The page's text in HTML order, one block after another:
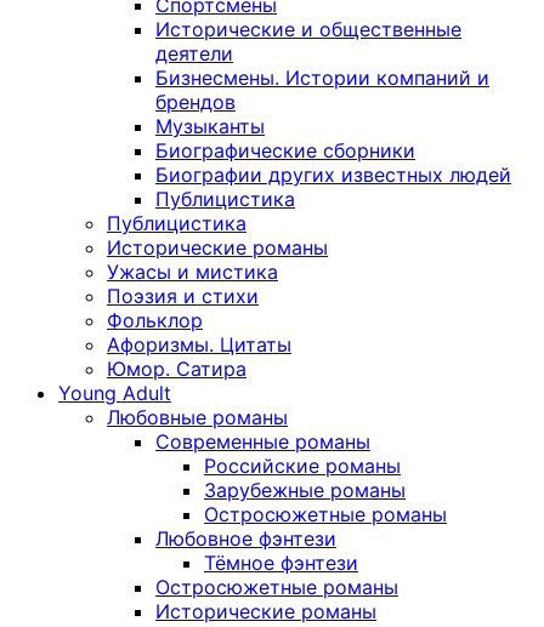
Спортсмены
Исторические и общественные
деятели
Бизнесмены. Истории компаний и
брендов
Музыканты
Биографические сборники
Биографии других известных людей
Публицистика
Публицистика
Исторические романы
Ужасы и мистика
Поэзия и стихи
Фольклор
Афоризмы. Цитаты
Юмор. Сатира
Young Adult
Любовные романы
Современные романы
Российские романы
Зарубежные романы
Остросюжетные романы
Любовное фэнтези
Тёмное фэнтези
Остросюжетные романы
Исторические романы